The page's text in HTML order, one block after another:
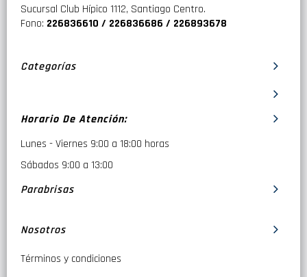
Sucursal Club Hípico 1112, Santiago Centro.
Fono: 226836610 / 226836686 / 226893678
Categorías
Horario De Atención:
Lunes - Viernes 9:00 a 18:00 horas
Sábados 9:00 a 13:00
Parabrisas
Nosotros
Términos y condiciones